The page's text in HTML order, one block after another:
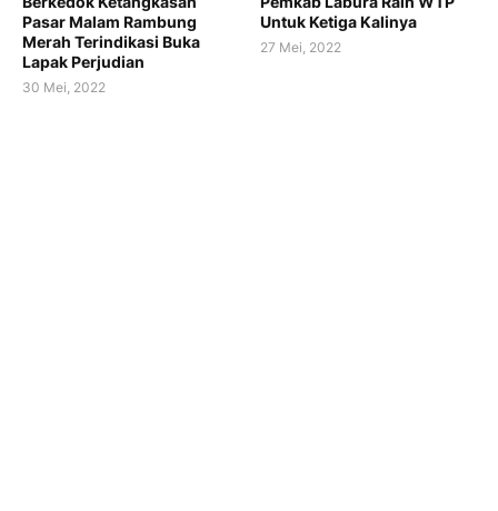
Pasar Malam Rambung
Merah Terindikasi Buka
Lapak Perjudian
30 Mei, 2022
Untuk Ketiga Kalinya
27 Mei, 2022